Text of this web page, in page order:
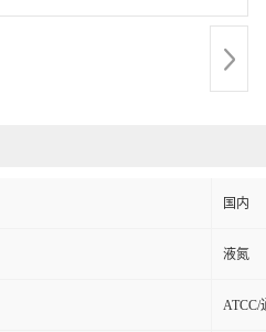
国内
液氮
ATCC/